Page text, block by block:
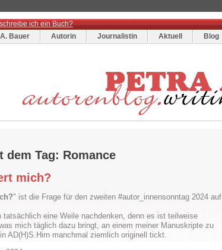
ich ein Buch?
Bauer Autorin Journalistin Aktuell Blog
dem Tag: Romance
mich?
" ist die Frage für den zweiten #autor_innensonntag 2024 auf
tatsächlich eine Weile nachdenken, denn es ist teilweise
mich täglich dazu bringt, an einem meiner Manuskripte zu
AD(H)S.Hirn manchmal ziemlich originell tickt.